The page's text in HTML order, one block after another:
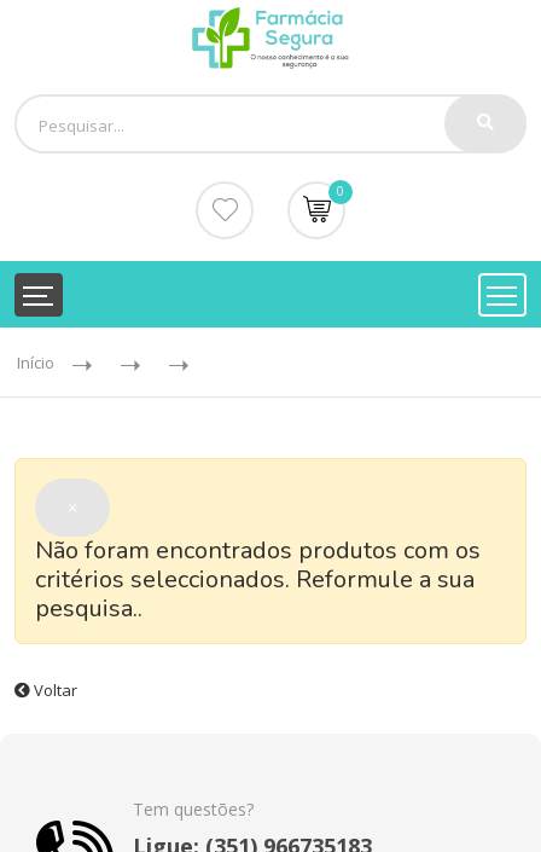
0
Início
×
Não foram encontrados produtos com os
critérios seleccionados. Reformule a sua
pesquisa..
Voltar
Tem questões?